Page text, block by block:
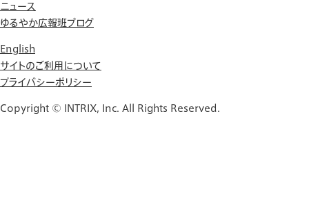
ニュース
ゆるやか広報班ブログ
English
サイトのご利用について
プライバシーポリシー
Copyright © INTRIX, Inc. All Rights Reserved.